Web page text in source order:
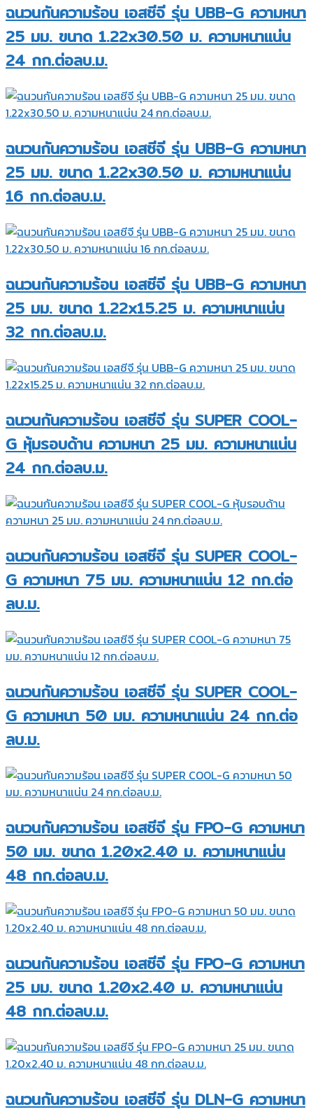
ฉนวนกันความร้อน เอสซีจี รุ่น UBB-G ความหนา
25 มม. ขนาด 1.22x30.50 ม. ความหนาแน่น
24 กก.ต่อลบ.ม.
ฉนวนกันความร้อน เอสซีจี รุ่น UBB-G ความหนา
25 มม. ขนาด 1.22x30.50 ม. ความหนาแน่น
16 กก.ต่อลบ.ม.
ฉนวนกันความร้อน เอสซีจี รุ่น UBB-G ความหนา
25 มม. ขนาด 1.22x15.25 ม. ความหนาแน่น
32 กก.ต่อลบ.ม.
ฉนวนกันความร้อน เอสซีจี รุ่น SUPER COOL-
G หุ้มรอบด้าน ความหนา 25 มม. ความหนาแน่น
24 กก.ต่อลบ.ม.
ฉนวนกันความร้อน เอสซีจี รุ่น SUPER COOL-
G ความหนา 75 มม. ความหนาแน่น 12 กก.ต่อ
ลบ.ม.
ฉนวนกันความร้อน เอสซีจี รุ่น SUPER COOL-
G ความหนา 50 มม. ความหนาแน่น 24 กก.ต่อ
ลบ.ม.
ฉนวนกันความร้อน เอสซีจี รุ่น FPO-G ความหนา
50 มม. ขนาด 1.20x2.40 ม. ความหนาแน่น
48 กก.ต่อลบ.ม.
ฉนวนกันความร้อน เอสซีจี รุ่น FPO-G ความหนา
25 มม. ขนาด 1.20x2.40 ม. ความหนาแน่น
48 กก.ต่อลบ.ม.
ฉนวนกันความร้อน เอสซีจี รุ่น DLN-G ความหนา